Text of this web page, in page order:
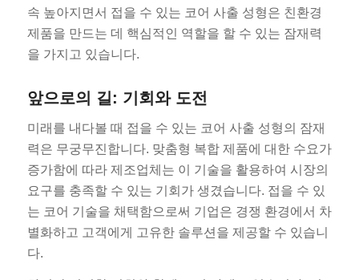
속 높아지면서 접을 수 있는 코어 사출 성형은 친환경
제품을 만드는 데 핵심적인 역할을 할 수 있는 잠재력
을 가지고 있습니다.
앞으로의 길: 기회와 도전
미래를 내다볼 때 접을 수 있는 코어 사출 성형의 잠재
력은 무궁무진합니다. 맞춤형 복합 제품에 대한 수요가
증가함에 따라 제조업체는 이 기술을 활용하여 시장의
요구를 충족할 수 있는 기회가 생겼습니다. 접을 수 있
는 코어 기술을 채택함으로써 기업은 경쟁 환경에서 차
별화하고 고객에게 고유한 솔루션을 제공할 수 있습니
다.